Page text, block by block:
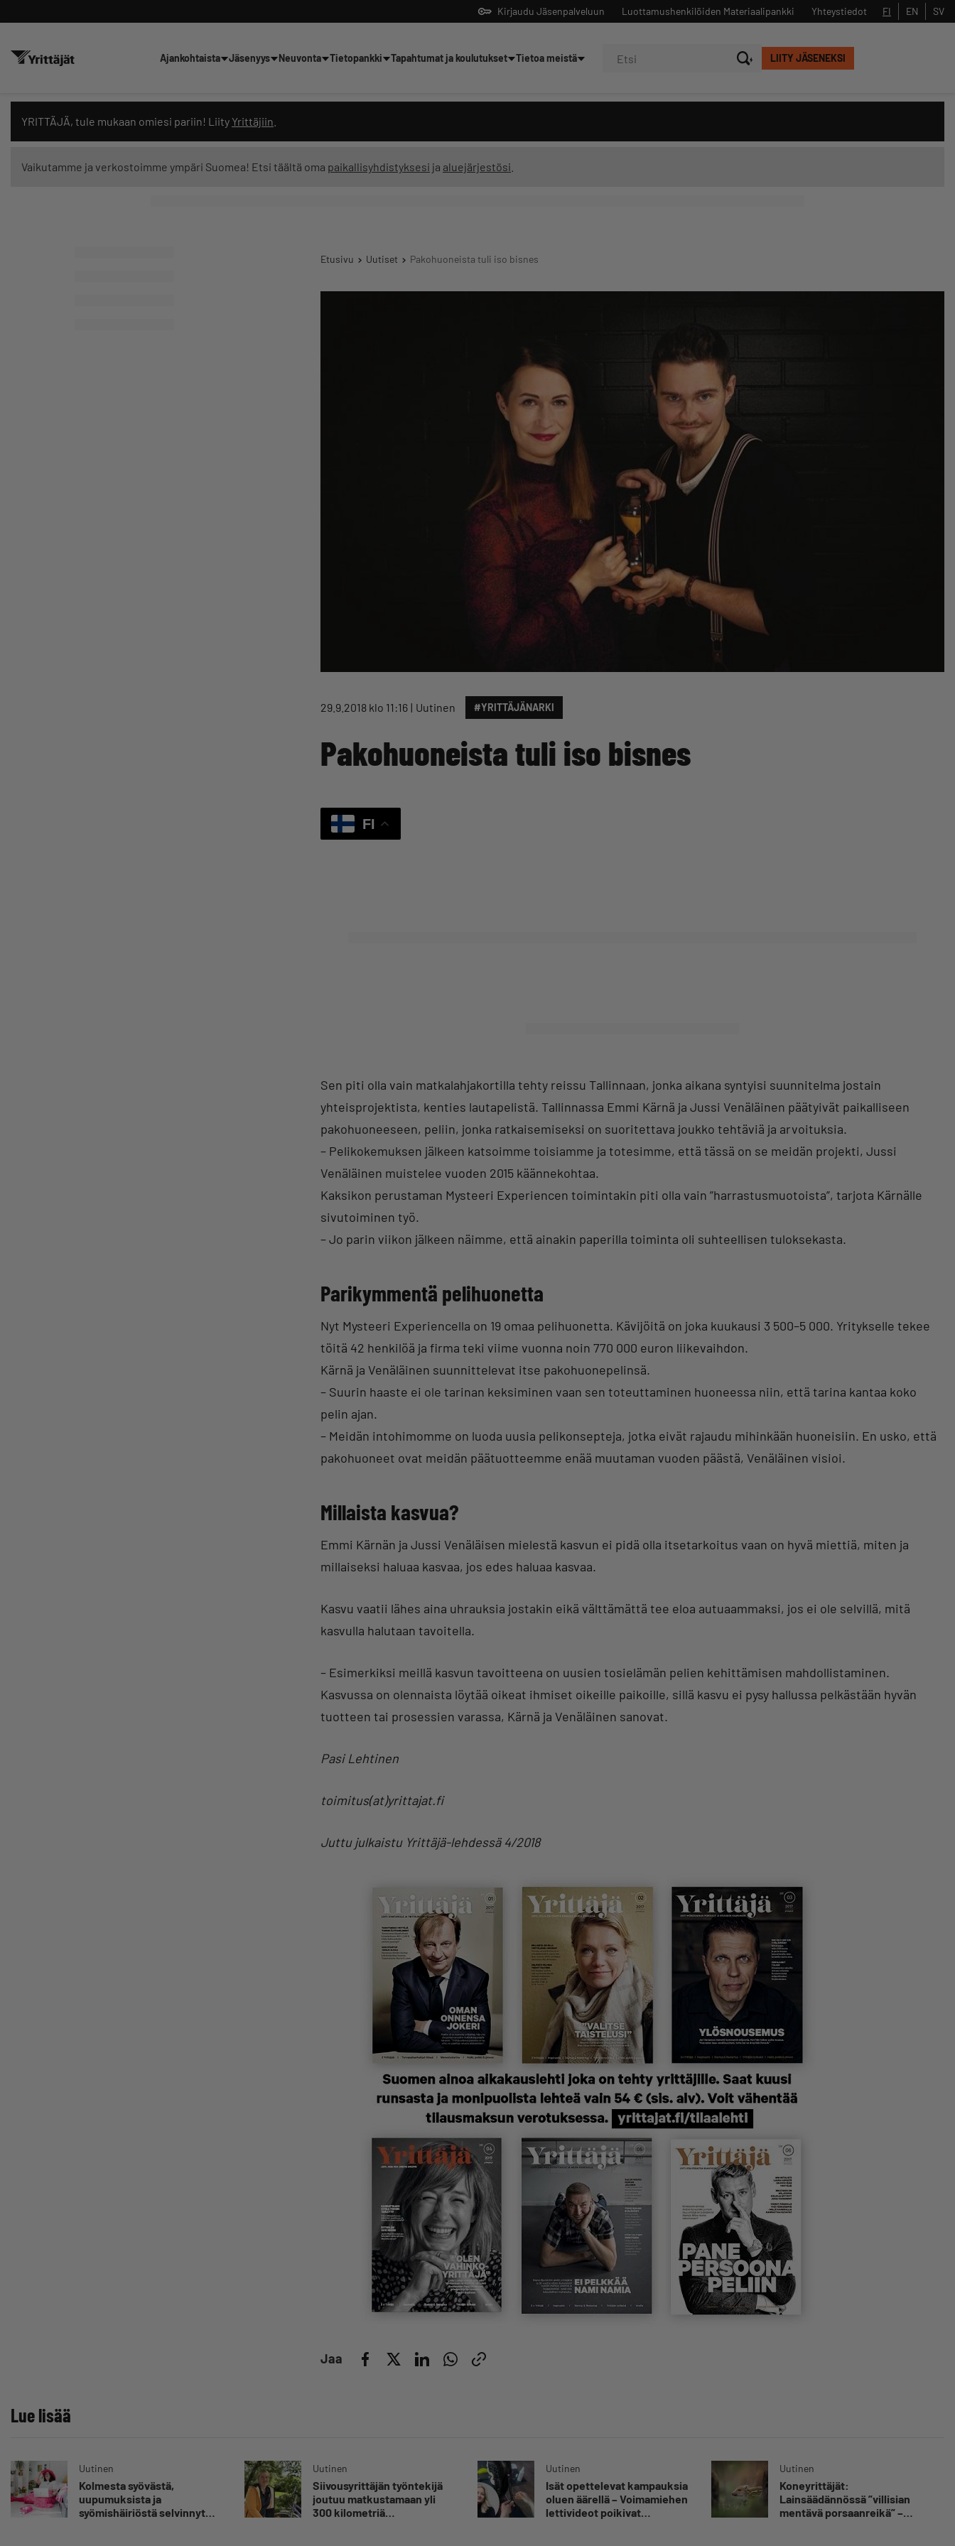
Kirjaudu Jäsenpalveluun Yhteystiedot
Luottamushenkilöiden Materiaalipankki FI EN SV
LIITY JÄSENEKSI
Ajankohtaista Jäsenyys Neuvonta Tietopankki Tapahtumat ja koulutukset Tietoa meistä
YRITTÄJÄ, tule mukaan omiesi pariin! Liity Yrittäjiin
Vaikutamme ja verkostoimme ympäri Suomea! Etsi täältä oma paikallisyhdistyksesi ja aluejärjestösi
Etusivu Uutiset Pakohuoneista tuli iso bisnes
29.9.2018 klo 11:16 Uutinen #YRITTÄJÄNARKI
Pakohuoneista tuli iso bisnes
FI
Sen piti olla vain matkalahjakortilla tehty reissu Tallinnaan, jonka aikana syntyisi suunnitelma jostain
yhteisprojektista, kenties lautapelistä. Tallinnassa Emmi Kärnä ja Jussi Venäläinen päätyivät paikalliseen
pakohuoneeseen, peliin, jonka ratkaisemiseksi on suoritettava joukko tehtäviä ja arvoituksia.
– Pelikokemuksen jälkeen katsoimme toisiamme ja totesimme, että tässä on se meidän projekti, Jussi
Venäläinen muistelee vuoden 2015 käännekohtaa.
Kaksikon perustaman Mysteeri Experiencen toimintakin piti olla vain ”harrastusmuotoista”, tarjota Kärnälle
sivutoiminen työ.
– Jo parin viikon jälkeen näimme, että ainakin paperilla toiminta oli suhteellisen tuloksekasta.
Parikymmentä pelihuonetta
Nyt Mysteeri Experiencella on 19 omaa pelihuonetta. Kävijöitä on joka kuukausi 3 500–5 000. Yritykselle tekee
töitä 42 henkilöä ja firma teki viime vuonna noin 770 000 euron liikevaihdon.
Kärnä ja Venäläinen suunnittelevat itse pakohuonepelinsä.
– Suurin haaste ei ole tarinan keksiminen vaan sen toteuttaminen huoneessa niin, että tarina kantaa koko
pelin ajan.
– Meidän intohimomme on luoda uusia pelikonsepteja, jotka eivät rajaudu mihinkään huoneisiin. En usko, että
pakohuoneet ovat meidän päätuotteemme enää muutaman vuoden päästä, Venäläinen visioi.
Millaista kasvua?
Emmi Kärnän ja Jussi Venäläisen mielestä kasvun ei pidä olla itsetarkoitus vaan on hyvä miettiä, miten ja
millaiseksi haluaa kasvaa, jos edes haluaa kasvaa.
Kasvu vaatii lähes aina uhrauksia jostakin eikä välttämättä tee eloa autuaammaksi, jos ei ole selvillä, mitä
kasvulla halutaan tavoitella.
– Esimerkiksi meillä kasvun tavoitteena on uusien tosielämän pelien kehittämisen mahdollistaminen.
Kasvussa on olennaista löytää oikeat ihmiset oikeille paikoille, sillä kasvu ei pysy hallussa pelkästään hyvän
tuotteen tai prosessien varassa, Kärnä ja Venäläinen sanovat.
Pasi Lehtinen
toimitus(at)yrittajat.fi
Juttu julkaistu Yrittäjä-lehdessä 4/2018
Jaa
Lue lisää
Uutinen
Kolmesta syövästä,
uupumuksista ja
syömishäiriöstä selvinnyt
Uutinen
Siivousyrittäjän työntekijä
joutuu matkustamaan yli
300 kilometriä
Uutinen
Isät opettelevat kampauksia
oluen äärellä – Voimamiehen
lettivideot poikivat
Uutinen
Koneyrittäjät:
Lainsäädännössä ”villisian
mentävä porsaanreikä” –
Sulje
Hae sivustolta tai kysy suoraan Yrittäjien tekoälyltä